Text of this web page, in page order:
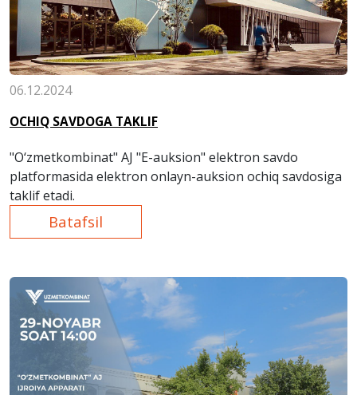
06.12.2024
OCHIQ SAVDOGA TAKLIF
"O‘zmetkombinat" AJ "E-auksion" elektron savdo
platformasida elektron onlayn-auksion ochiq savdosiga
taklif etadi.
Batafsil